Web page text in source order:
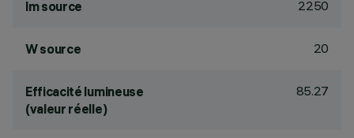
lm source 2250
W source 20
Efficacité lumineuse
(valeur réelle)
85.27